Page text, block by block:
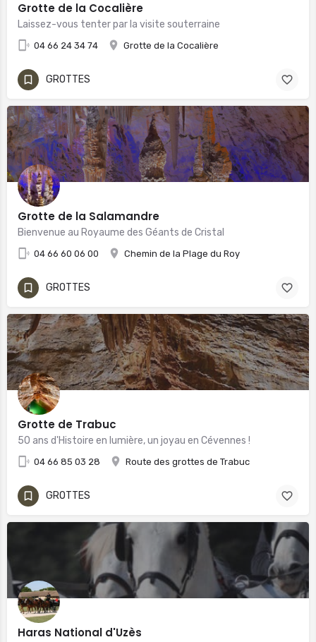
Grotte de la Cocalière
Laissez-vous tenter par la visite souterraine
04 66 24 34 74 Grotte de la Cocalière
GROTTES
Grotte de la Salamandre
Bienvenue au Royaume des Géants de Cristal
04 66 60 06 00 Chemin de la Plage du Roy
GROTTES
Grotte de Trabuc
50 ans d'Histoire en lumière, un joyau en Cévennes !
04 66 85 03 28 Route des grottes de Trabuc
GROTTES
Haras National d'Uzès